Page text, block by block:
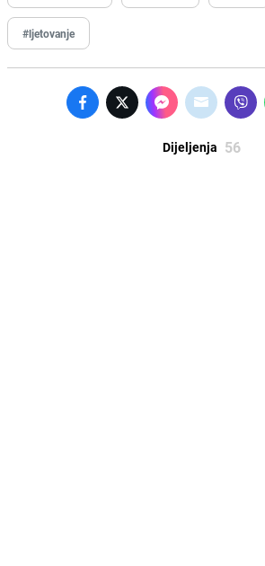
#ljetovanje
Dijeljenja 56